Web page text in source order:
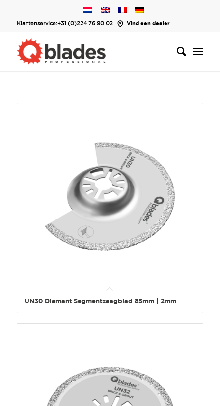
Klantenservice:+31 (0)224 76 90 02 Vind een dealer
UN30 Diamant Segmentzaagblad 85mm | 2mm